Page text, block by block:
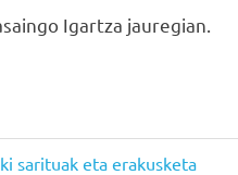
Igartza jauregian.
sarituak eta erakusketa